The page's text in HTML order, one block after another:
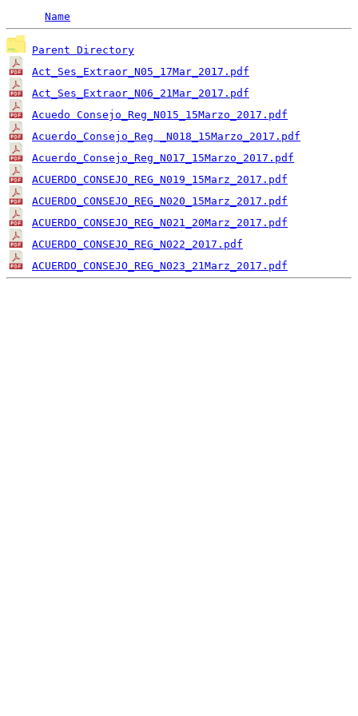
Name
Parent Directory
Act_Ses_Extraor_N05_17Mar_2017.pdf
Act_Ses_Extraor_N06_21Mar_2017.pdf
Acuedo Consejo_Reg_N015_15Marzo_2017.pdf
Acuerdo_Consejo_Reg _N018_15Marzo_2017.pdf
Acuerdo_Consejo_Reg_N017_15Marzo_2017.pdf
ACUERDO_CONSEJO_REG_N019_15Marz_2017.pdf
ACUERDO_CONSEJO_REG_N020_15Marz_2017.pdf
ACUERDO_CONSEJO_REG_N021_20Marz_2017.pdf
ACUERDO_CONSEJO_REG_N022_2017.pdf
ACUERDO_CONSEJO_REG_N023_21Marz_2017.pdf